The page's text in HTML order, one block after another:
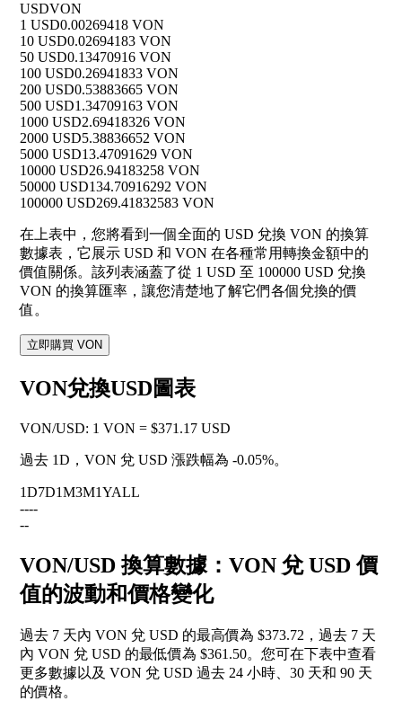
USDVON
1 USD0.00269418 VON
10 USD0.02694183 VON
50 USD0.13470916 VON
100 USD0.26941833 VON
200 USD0.53883665 VON
500 USD1.34709163 VON
1000 USD2.69418326 VON
2000 USD5.38836652 VON
5000 USD13.47091629 VON
10000 USD26.94183258 VON
50000 USD134.70916292 VON
100000 USD269.41832583 VON
在上表中，您將看到一個全面的 USD 兌換 VON 的換算
數據表，它展示 USD 和 VON 在各種常用轉換金額中的
價值關係。該列表涵蓋了從 1 USD 至 100000 USD 兌換
VON 的換算匯率，讓您清楚地了解它們各個兌換的價
值。
立即購買 VON
VON兌換USD圖表
VON/USD: 1 VON = $371.17 USD
過去 1D，VON 兌 USD 漲跌幅為 -0.05%。
1D7D1M3M1YALL
----
--
VON/USD 換算數據：VON 兌 USD 價
值的波動和價格變化
過去 7 天內 VON 兌 USD 的最高價為 $373.72，過去 7 天
內 VON 兌 USD 的最低價為 $361.50。您可在下表中查看
更多數據以及 VON 兌 USD 過去 24 小時、30 天和 90 天
的價格。